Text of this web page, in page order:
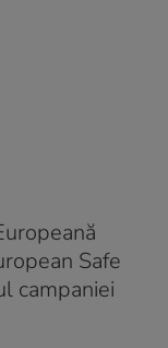
Safe
campaniei